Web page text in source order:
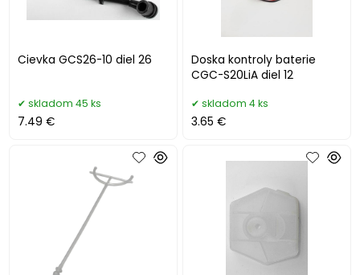
Cievka GCS26-10 diel 26
skladom 45 ks
7.49 €
Doska kontroly baterie
CGC-S20LiA diel 12
skladom 4 ks
3.65 €